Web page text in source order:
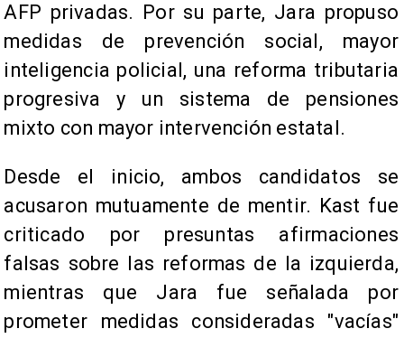
AFP privadas. Por su parte, Jara propuso
medidas de prevención social, mayor
inteligencia policial, una reforma tributaria
progresiva y un sistema de pensiones
mixto con mayor intervención estatal.
Desde el inicio, ambos candidatos se
acusaron mutuamente de mentir. Kast fue
criticado por presuntas afirmaciones
falsas sobre las reformas de la izquierda,
mientras que Jara fue señalada por
prometer medidas consideradas "vacías"